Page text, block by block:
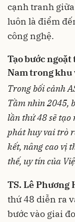
cạnh tranh
luôn là điểm
công nghệ.
Tạo bước
Nam trong khu
Trong bối cảnh
Tầm nhìn 2045,
lần thứ 48 sẽ tạo
phát huy vai trò
kết, nâng cao vị
thế, uy tín của
TS. Lê Phương
thứ 48 diễn ra
bước vào giai